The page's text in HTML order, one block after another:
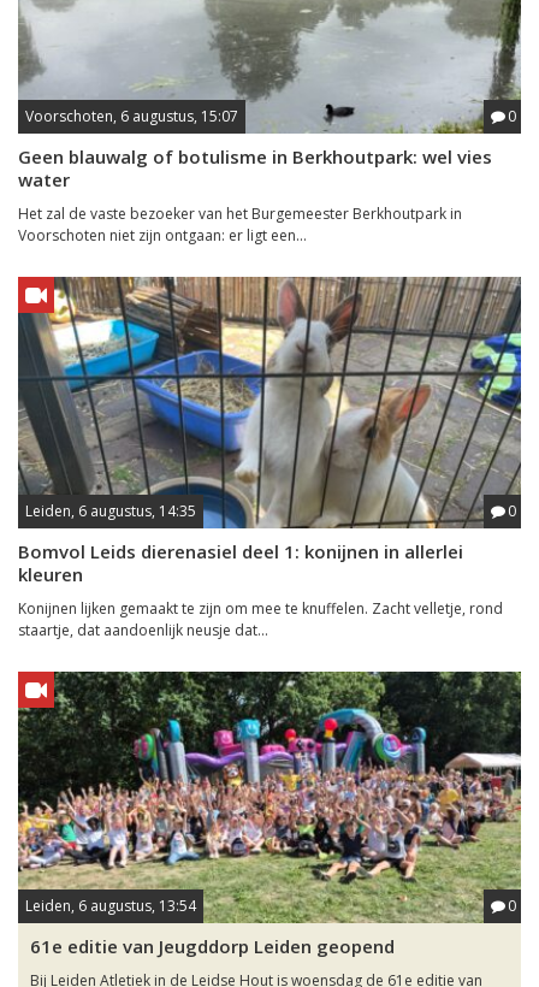
Voorschoten, 6 augustus, 15:07 0
Geen blauwalg of botulisme in Berkhoutpark: wel vies
water
Het zal de vaste bezoeker van het Burgemeester Berkhoutpark in
Voorschoten niet zijn ontgaan: er ligt een...
Leiden, 6 augustus, 14:35 0
Bomvol Leids dierenasiel deel 1: konijnen in allerlei
kleuren
Konijnen lijken gemaakt te zijn om mee te knuffelen. Zacht velletje, rond
staartje, dat aandoenlijk neusje dat...
Leiden, 6 augustus, 13:54 0
61e editie van Jeugddorp Leiden geopend
Bij Leiden Atletiek in de Leidse Hout is woensdag de 61e editie van